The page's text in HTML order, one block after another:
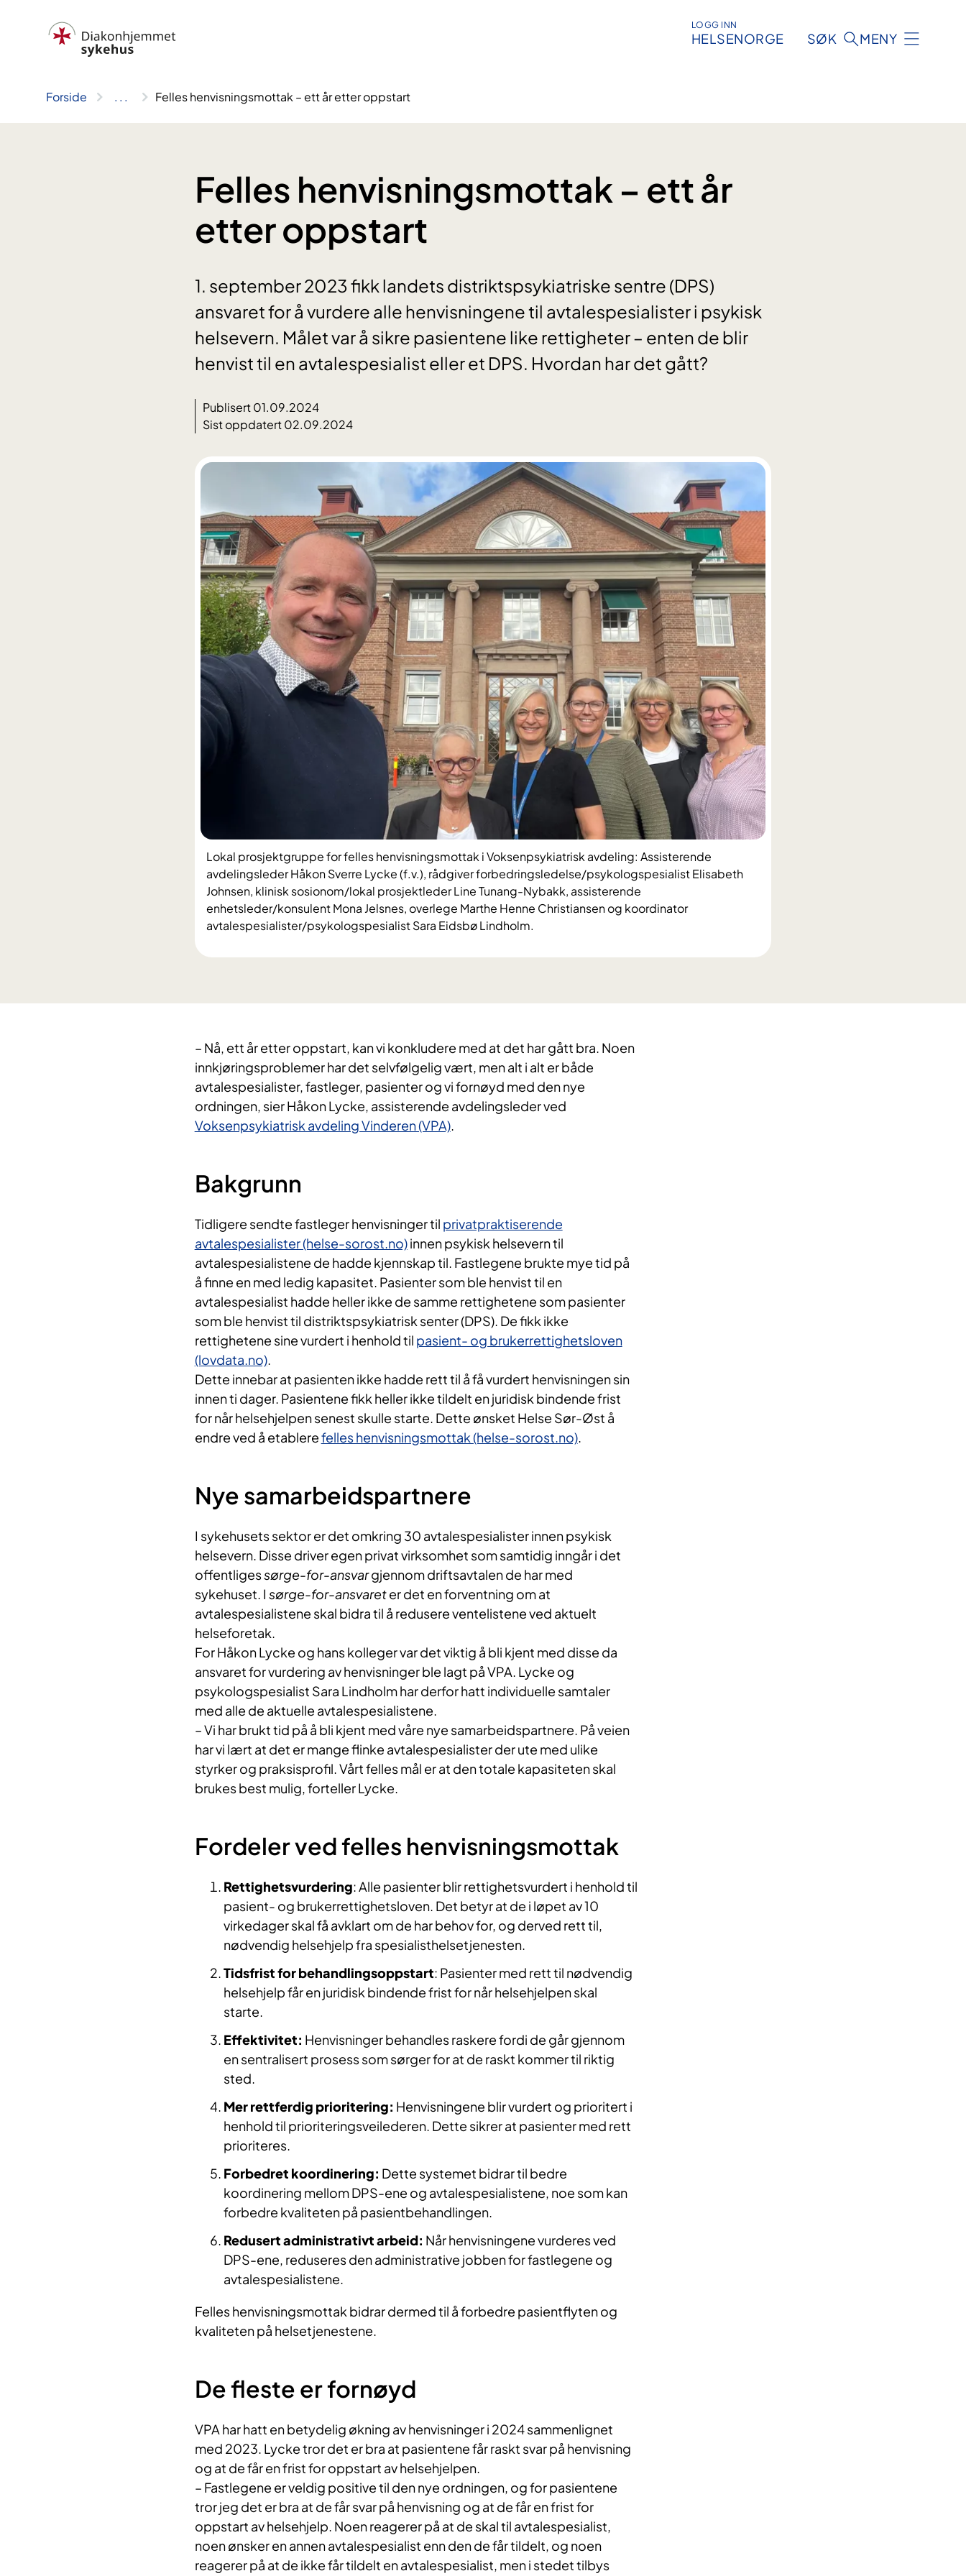
LOGG INN
HELSENORGE SØK MENY
Forside .. . Felles henvisningsmottak – ett år etter oppstart
Felles henvisningsmottak – ett år
etter oppstart
1. september 2023 fikk landets distriktspsykiatriske sentre (DPS)
ansvaret for å vurdere alle henvisningene til avtalespesialister i psykisk
helsevern. Målet var å sikre pasientene like rettigheter – enten de blir
henvist til en avtalespesialist eller et DPS. Hvordan har det gått?
Publisert 01.09.2024
Sist oppdatert 02.09.2024
Lokal prosjektgruppe for felles henvisningsmottak i Voksenpsykiatrisk avdeling: Assisterende
avdelingsleder Håkon Sverre Lycke (f.v.), rådgiver forbedringsledelse/psykologspesialist Elisabeth
Johnsen, klinisk sosionom/lokal prosjektleder Line Tunang-Nybakk, assisterende
enhetsleder/konsulent Mona Jelsnes, overlege Marthe Henne Christiansen og koordinator
avtalespesialister/psykologspesialist Sara Eidsbø Lindholm.
– Nå, ett år etter oppstart, kan vi konkludere med at det har gått bra. Noen
innkjøringsproblemer har det selvfølgelig vært, men alt i alt er både
avtalespesialister, fastleger, pasienter og vi fornøyd med den nye
ordningen, sier Håkon Lycke, assisterende avdelingsleder ved
Voksenpsykiatrisk avdeling Vinderen (VPA).
Bakgrunn
Tidligere sendte fastleger henvisninger til privatpraktiserende
avtalespesialister (helse-sorost.no)innen psykisk helsevern til
avtalespesialistene de hadde kjennskap til. Fastlegene brukte mye tid på
å finne en med ledig kapasitet. Pasienter som ble henvist til en
avtalespesialist hadde heller ikke de samme rettighetene som pasienter
som ble henvist til distriktspsykiatrisk senter (DPS). De fikk ikke
rettighetene sine vurdert i henhold til pasient- og brukerrettighetsloven
(lovdata.no).
Dette innebar at pasienten ikke hadde rett til å få vurdert henvisningen sin
innen ti dager. Pasientene fikk heller ikke tildelt en juridisk bindende frist
for når helsehjelpen senest skulle starte. Dette ønsket Helse Sør-Øst å
endre ved å etablerefelles henvisningsmottak (helse-sorost.no).
Nye samarbeidspartnere
I sykehusets sektor er det omkring 30 avtalespesialister innen psykisk
helsevern. Disse driver egen privat virksomhet som samtidig inngår i det
offentligessørge-for-ansvargjennom driftsavtalen de har med
sykehuset. I sørge-for-ansvareter det en forventning om at
avtalespesialistene skal bidra til å redusere ventelistene ved aktuelt
helseforetak.
For Håkon Lycke og hans kolleger var det viktig å bli kjent med disse da
ansvaret for vurdering av henvisninger ble lagt på VPA. Lycke og
psykologspesialist Sara Lindholm har derfor hatt individuelle samtaler
med alle de aktuelle avtalespesialistene.
– Vi har brukt tid på å bli kjent med våre nye samarbeidspartnere. På veien
har vi lært at det er mange flinke avtalespesialister der ute med ulike
styrker og praksisprofil. Vårt felles mål er at den totale kapasiteten skal
brukes best mulig, forteller Lycke.
Fordeler ved felles henvisningsmottak
Rettighetsvurdering: Alle pasienter blir rettighetsvurdert i henhold til
pasient- og brukerrettighetsloven. Det betyr at de i løpet av 10
virkedager skal få avklart om de har behov for, og derved rett til,
nødvendig helsehjelp fra spesialisthelsetjenesten.
Tidsfrist for behandlingsoppstart: Pasienter med rett til nødvendig
helsehjelp får en juridisk bindende frist for når helsehjelpen skal
starte.
Effektivitet: Henvisninger behandles raskere fordi de går gjennom
en sentralisert prosess som sørger for at de raskt kommer til riktig
sted.
Mer rettferdig prioritering: Henvisningene blir vurdert og prioritert i
henhold til prioriteringsveilederen. Dette sikrer at pasienter med rett
prioriteres.
Forbedret koordinering: Dette systemet bidrar til bedre
koordinering mellom DPS-ene og avtalespesialistene, noe som kan
forbedre kvaliteten på pasientbehandlingen.
Redusert administrativt arbeid: Når henvisningene vurderes ved
DPS-ene, reduseres den administrative jobben for fastlegene og
avtalespesialistene.
Felles henvisningsmottak bidrar dermed til å forbedre pasientflyten og
kvaliteten på helsetjenestene.
De fleste er fornøyd
VPA har hatt en betydelig økning av henvisninger i 2024 sammenlignet
med 2023. Lycke tror det er bra at pasientene får raskt svar på henvisning
og at de får en frist for oppstart av helsehjelpen.
– Fastlegene er veldig positive til den nye ordningen, og for pasientene
tror jeg det er bra at de får svar på henvisning og at de får en frist for
oppstart av helsehjelp. Noen reagerer på at de skal til avtalespesialist,
noen ønsker en annen avtalespesialist enn den de får tildelt, og noen
reagerer på at de ikke får tildelt en avtalespesialist, men i stedet tilbys